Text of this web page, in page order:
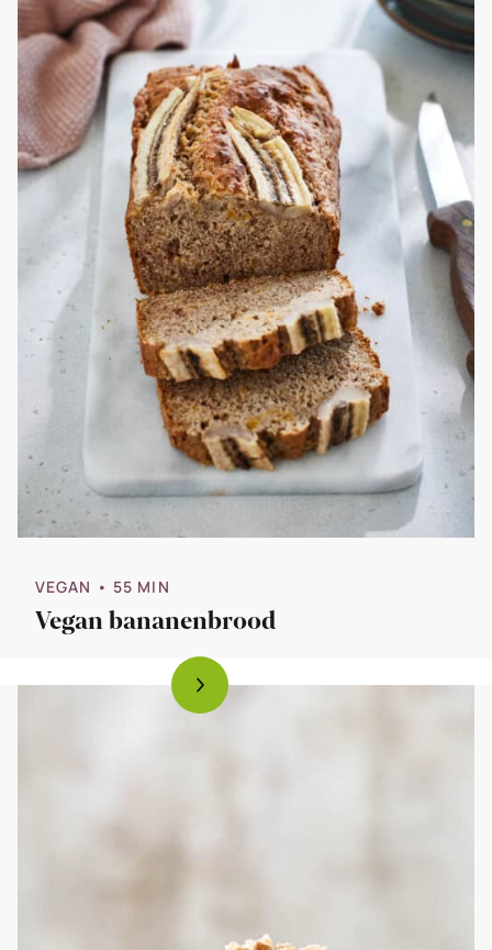
VEGAN • 55 MIN
Vegan bananenbrood